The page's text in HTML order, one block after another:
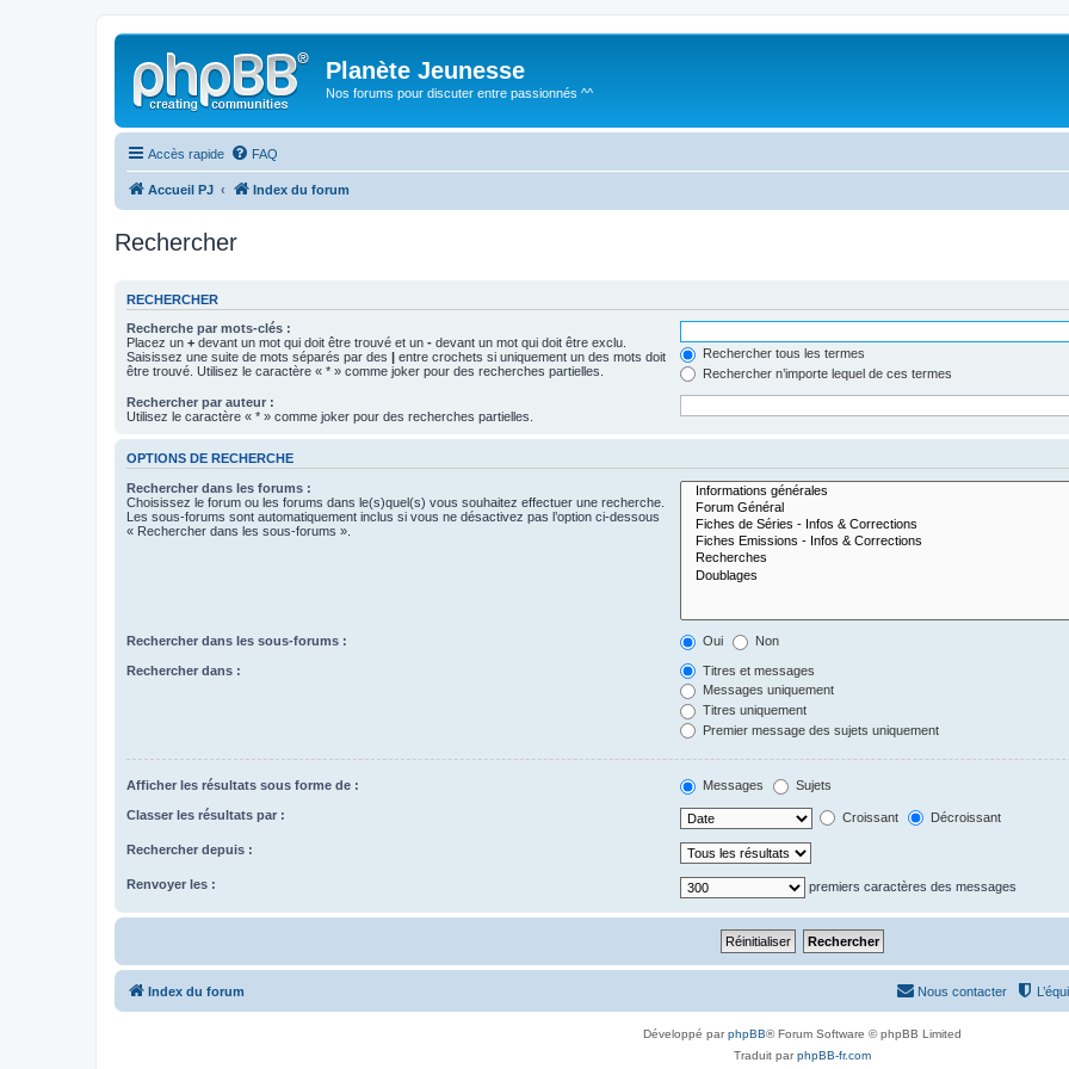
Planète Jeunesse
Nos forums pour discuter entre passionnés ^^
Accès rapide FAQ
Accueil PJ Index du forum
Rechercher
RECHERCHER
Recherche par mots-clés :
Placez un + devant un mot qui doit être trouvé et un - devant un mot qui doit être exclu.
Saisissez une suite de mots séparés par des | entre crochets si uniquement un des mots doit
être trouvé. Utilisez le caractère « * » comme joker pour des recherches partielles.
Rechercher tous les termes
Rechercher n’importe lequel de ces termes
Rechercher par auteur :
Utilisez le caractère « * » comme joker pour des recherches partielles.
OPTIONS DE RECHERCHE
Rechercher dans les forums :
Choisissez le forum ou les forums dans le(s)quel(s) vous souhaitez effectuer une recherche.
Les sous-forums sont automatiquement inclus si vous ne désactivez pas l’option ci-dessous
« Rechercher dans les sous-forums ».
Rechercher dans les sous-forums : Oui Non
Rechercher dans :
Titres et messages
Messages uniquement
Titres uniquement
Premier message des sujets uniquement
Afficher les résultats sous forme de : Messages Sujets
Classer les résultats par : Croissant Décroissant
Rechercher depuis :
Renvoyer les : premiers caractères des messages
Index du forum Nous contacter
Développé parphpBB® Forum Software © phpBB Limited
Traduit parphpBB-fr.com